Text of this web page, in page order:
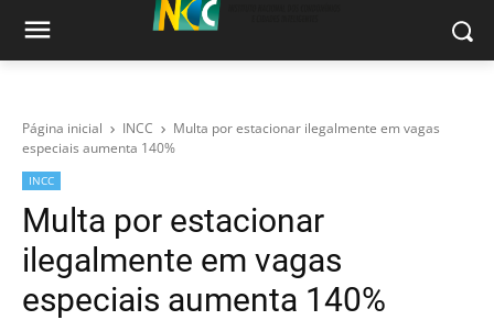
Página inicial INCC
Multa por estacionar ilegalmente em vagas
especiais aumenta 140%
INCC
Multa por estacionar
ilegalmente em vagas
especiais aumenta 140%